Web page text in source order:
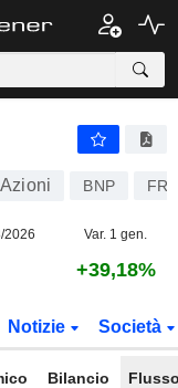
Azioni BNP
2026 Var. 1 gen.
+39,18%
Notizie Società
Bilancio